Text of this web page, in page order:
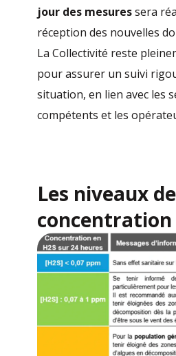
jour des mesuressera
réception des nouvelles
La Collectivité reste
pour assurer un suivi
situation, en lien avec les
compétents et les
Les niveaux de
concentration